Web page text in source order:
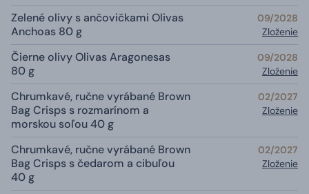
Zelené olivy s ančovičkami Olivas
Anchoas 80 g
09/2028
Zloženie
Čierne olivy Olivas Aragonesas
80 g
09/2028
Zloženie
Chrumkavé, ručne vyrábané Brown
Bag Crisps s rozmarínom a
morskou soľou 40 g
02/2027
Zloženie
Chrumkavé, ručne vyrábané Brown
Bag Crisps s čedarom a cibuľou
40 g
02/2027
Zloženie